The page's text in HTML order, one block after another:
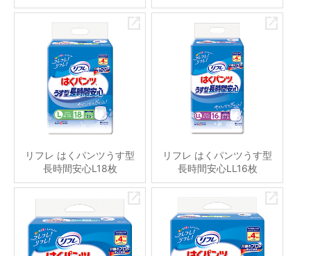
リフレ はくパンツうす型
長時間安心L18枚
リフレ はくパンツうす型
長時間安心LL16枚